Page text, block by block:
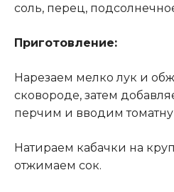
соль, перец,
Приготовление:
Нарезаем мелко лук и
сковороде, затем
перчим и вводим
Натираем кабачки на
отжимаем сок.